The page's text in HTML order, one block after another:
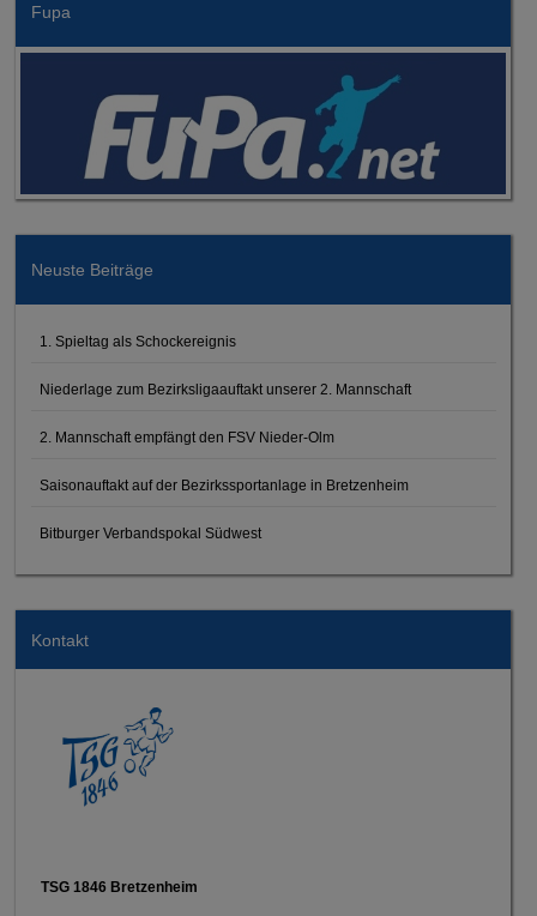
Fupa
Neuste Beiträge
1. Spieltag als Schockereignis
Niederlage zum Bezirksligaauftakt unserer 2. Mannschaft
2. Mannschaft empfängt den FSV Nieder-Olm
Saisonauftakt auf der Bezirkssportanlage in Bretzenheim
Bitburger Verbandspokal Südwest
Kontakt
TSG 1846 Bretzenheim